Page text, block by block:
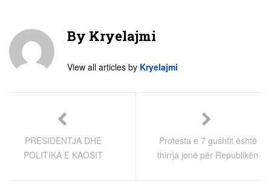
By Kryelajmi
View all articles by Kryelajmi
PRESIDENTJA DHE
POLITIKA E KAOSIT
Protesta e 7 gushtit është
thirrja jonë për Republikën